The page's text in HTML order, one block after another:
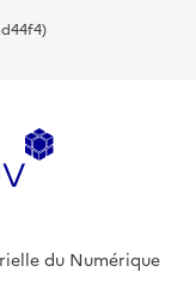
du Numérique